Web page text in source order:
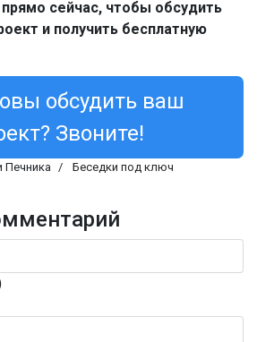
сейчас, чтобы обсудить
и получить бесплатную
обсудить ваш
Звоните!
Печника
Беседки под ключ